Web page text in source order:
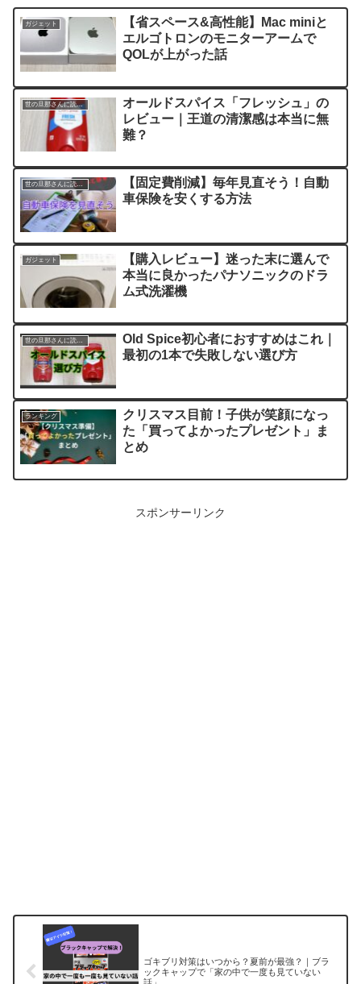
ガジェット
【省スペース&高性能】Mac miniと
エルゴトロンのモニターアームで
QOLが上がった話
世の旦那さんに読んでほしい記事
オールドスパイス「フレッシュ」の
レビュー｜王道の清潔感は本当に無
難？
世の旦那さんに読んでほしい記事
【固定費削減】毎年見直そう！自動
車保険を安くする方法
ガジェット
【購入レビュー】迷った末に選んで
本当に良かったパナソニックのドラ
ム式洗濯機
世の旦那さんに読んでほしい記事
Old Spice初心者におすすめはこれ｜
最初の1本で失敗しない選び方
ランキング
クリスマス目前！子供が笑顔になっ
た「買ってよかったプレゼント」ま
とめ
スポンサーリンク
ゴキブリ対策はいつから？夏前が最強？｜ブラ
ックキャップで「家の中で一度も見ていない